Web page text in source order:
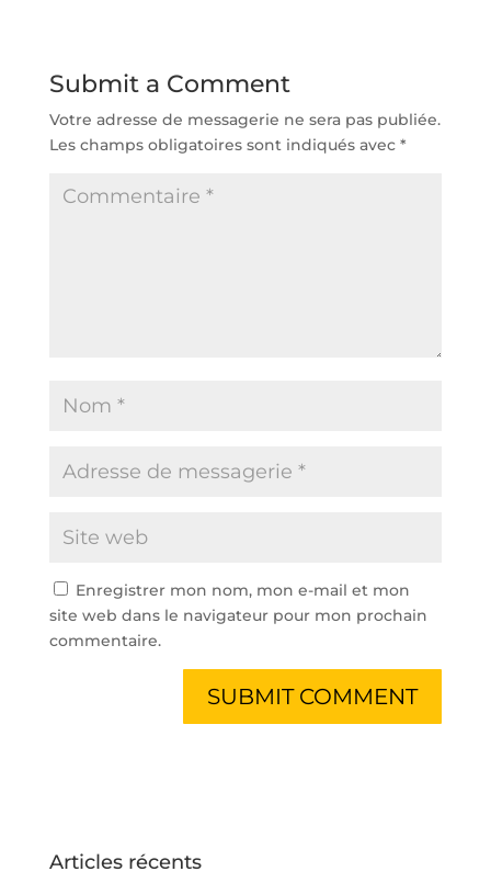
Submit a Comment
Votre adresse de messagerie ne sera pas publiée.
Les champs obligatoires sont indiqués avec *
Enregistrer mon nom, mon e-mail et mon
site web dans le navigateur pour mon prochain
commentaire.
Articles récents